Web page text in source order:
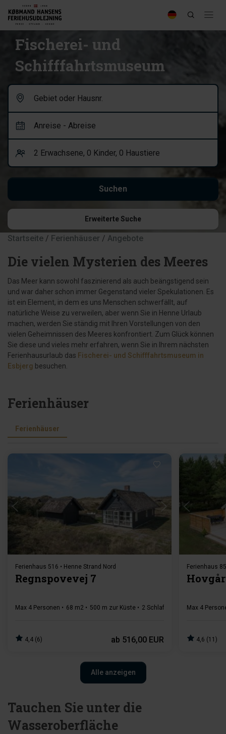
Fischerei- und
Schifffahrtsmuseum
Erweiterte Suche
Startseite / Ferienhäuser / Angebote
Die vielen Mysterien des Meeres
Das Meer kann sowohl faszinierend als auch beängstigend sein
und war daher schon immer Gegenstand vieler Spekulationen. Es
ist ein Element, in dem es uns Menschen schwerfällt, auf
natürliche Weise zu verweilen, aber wenn Sie in Henne Urlaub
machen, werden Sie ständig mit Ihren Vorstellungen von den
vielen Geheimnissen des Meeres konfrontiert. Zum Glück können
Sie diese und vieles mehr erfahren, wenn Sie in Ihrem nächsten
Ferienhausurlaub das Fischerei- und Schifffahrtsmuseum in
Esbjerg besuchen.
Ferienhäuser
Ferienhäuser
Lädt ...
Ferienhaus 516 • Henne Strand Nord
Regnspovevej 7
Max 4 Personen 68 m2 500 m zur Küste 2 Schlafzimmer 1
4,4 (6) ab 516,00 EUR
Ferienhaus
Max 4
4,6 (11)
Alle anzeigen
Tauchen Sie unter die
Wasseroberfläche